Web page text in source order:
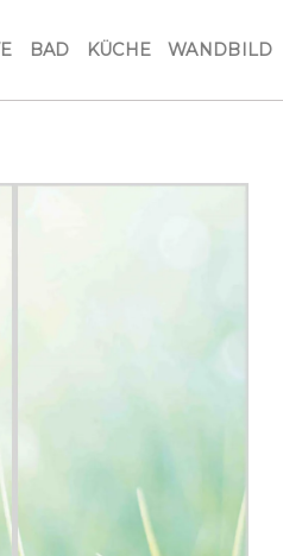
BAD KÜCHE WANDBILD